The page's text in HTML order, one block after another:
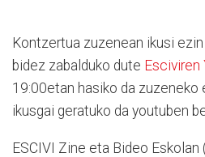
Kontzertua zuzenean ikusi
bidez zabalduko dute
19:00etan hasiko da zuzeneko
ikusgai geratuko da youtuben
ESCIVI Zine eta Bideo Eskolan